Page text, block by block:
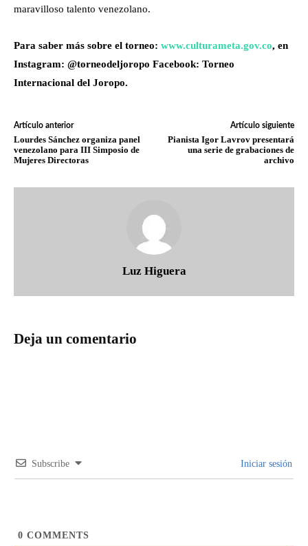
maravilloso talento venezolano.
Para saber más sobre el torneo: www.culturameta.gov.co, en
Instagram: @torneodeljoropo Facebook: Torneo
Internacional del Joropo.
Artículo anterior
Lourdes Sánchez organiza panel
venezolano para III Simposio de
Mujeres Directoras
Artículo siguiente
Pianista Igor Lavrov presentará
una serie de grabaciones de
archivo
Luz Higuera
Deja un comentario
Subscribe Iniciar sesión
0 COMMENTS